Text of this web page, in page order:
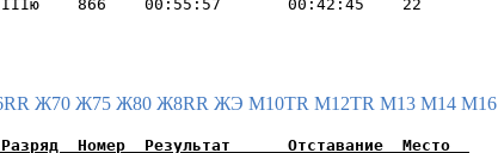
Ж70 Ж75 Ж80 Ж8RR ЖЭ М10TR М12TR М13 М14 М16